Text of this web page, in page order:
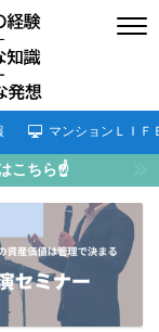
マンションＬＩＦ
こちら☝